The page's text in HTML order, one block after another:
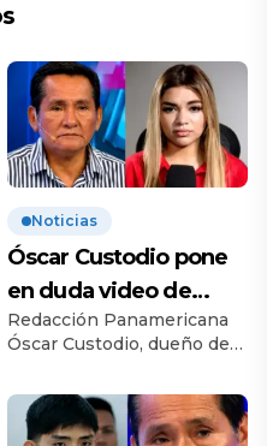
Noticias
Óscar Custodio pone
en duda video de
Naldy Saldaña: “Hay
cosas que de repente
se han editado”
Redacción Panamericana
Óscar Custodio, dueño de
la autenticidad de los
videos difundidos por
Naldy Saldaña y aseguró